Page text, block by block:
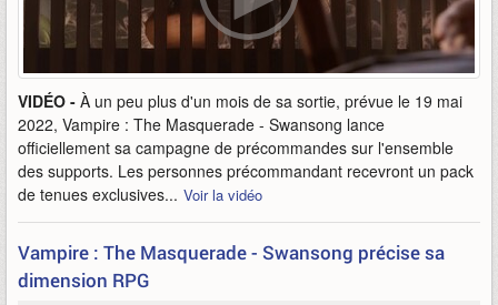
VIDÉO - À un peu plus d'un mois de sa sortie, prévue le 19 mai
2022, Vampire : The Masquerade - Swansong lance
officiellement sa campagne de précommandes sur l'ensemble
des supports. Les personnes précommandant recevront un pack
de tenues exclusives... Voir la vidéo
Vampire : The Masquerade - Swansong précise sa
dimension RPG